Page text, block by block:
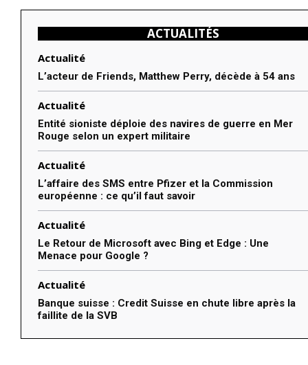
ACTUALITÉS
Actualité
L’acteur de Friends, Matthew Perry, décède à 54 ans
Actualité
Entité sioniste déploie des navires de guerre en Mer
Rouge selon un expert militaire
Actualité
L’affaire des SMS entre Pfizer et la Commission
européenne : ce qu’il faut savoir
Actualité
Le Retour de Microsoft avec Bing et Edge : Une
Menace pour Google ?
Actualité
Banque suisse : Credit Suisse en chute libre après la
faillite de la SVB